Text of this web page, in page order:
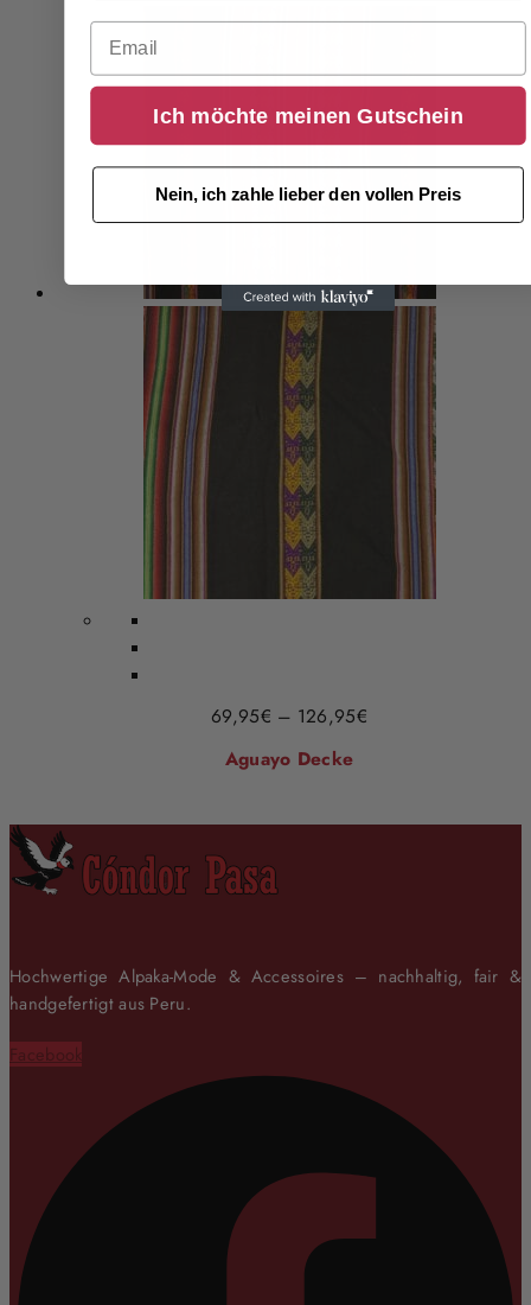
69,95€ – 126,95€
Aguayo Decke
Hochwertige Alpaka-Mode & Accessoires – nachhaltig, fair &
handgefertigt aus Peru.
Facebook
Email
Ich möchte meinen Gutschein
Nein, ich zahle lieber den vollen Preis